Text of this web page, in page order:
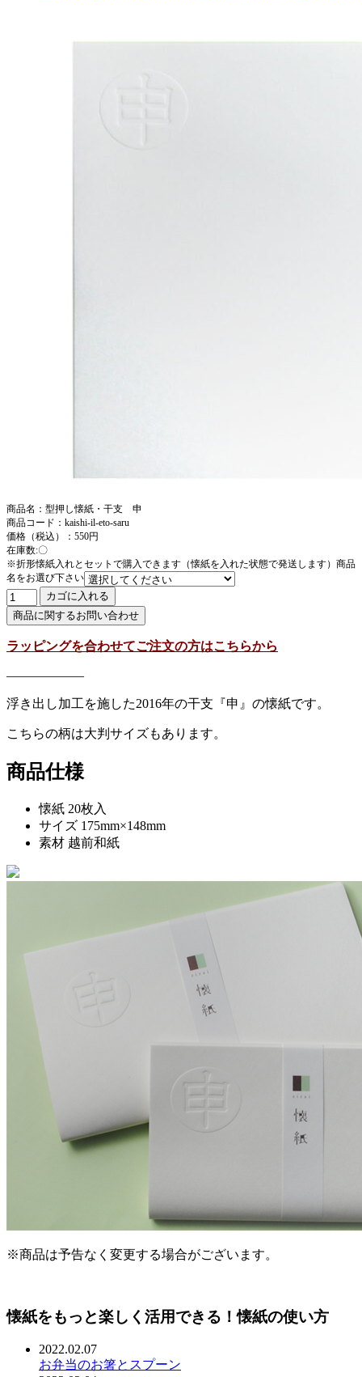
商品名：型押し懐紙・干支 申
商品コード：kaishi-il-eto-saru
価格（税込）：550円
在庫数:〇
※折形懐紙入れとセットで購入できます（懐紙を入れた状態で発送します）商品
名をお選び下さい
ラッピングを合わせてご注文の方はこちらから
——————
浮き出し加工を施した2016年の干支『申』の懐紙です。
こちらの柄は大判サイズもあります。
商品仕様
懐紙 20枚入
サイズ 175mm×148mm
素材 越前和紙
※商品は予告なく変更する場合がございます。
懐紙をもっと楽しく活用できる！懐紙の使い方
2022.02.07
お弁当のお箸とスプーン